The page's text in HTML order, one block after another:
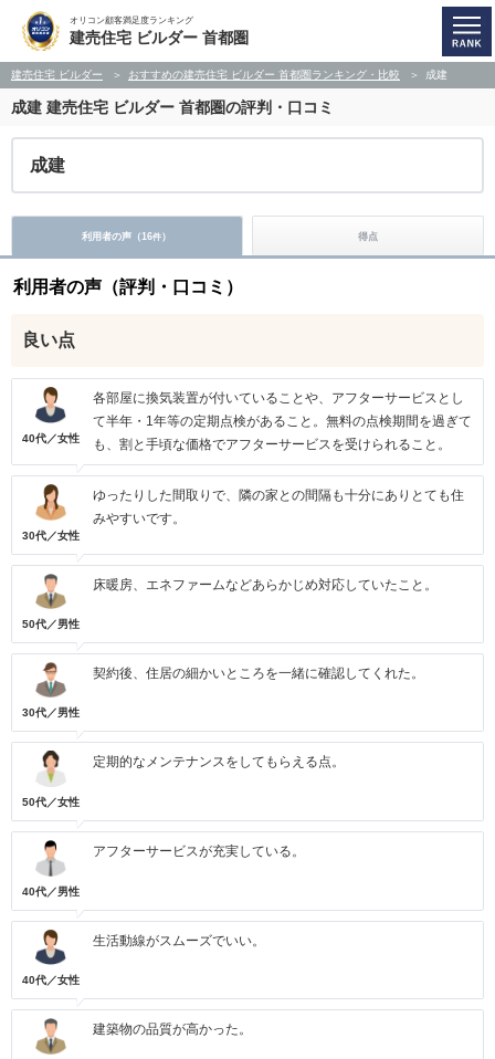
オリコン顧客満足度ランキング
建売住宅 ビルダー 首都圏
建売住宅 ビルダー おすすめの建売住宅 ビルダー 首都圏ランキング・比較 成建
成建 建売住宅 ビルダー 首都圏の評判・口コミ
成建
利用者の声（16件） 得点
利用者の声（評判・口コミ）
良い点
40代／女性
各部屋に換気装置が付いていることや、アフターサービスとし
て半年・1年等の定期点検があること。無料の点検期間を過ぎて
も、割と手頃な価格でアフターサービスを受けられること。
30代／女性
ゆったりした間取りで、隣の家との間隔も十分にありとても住
みやすいです。
50代／男性
床暖房、エネファームなどあらかじめ対応していたこと。
30代／男性
契約後、住居の細かいところを一緒に確認してくれた。
50代／女性
定期的なメンテナンスをしてもらえる点。
40代／男性
アフターサービスが充実している。
40代／女性
生活動線がスムーズでいい。
建築物の品質が高かった。